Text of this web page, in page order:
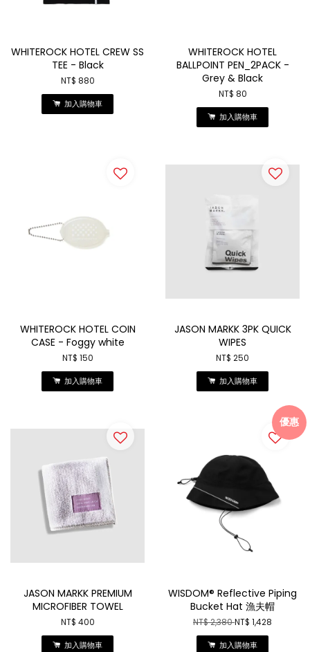
WHITEROCK HOTEL CREW SS
TEE - Black
NT$ 880
加入購物車
WHITEROCK HOTEL
BALLPOINT PEN_2PACK -
Grey & Black
NT$ 80
加入購物車
WHITEROCK HOTEL COIN
CASE - Foggy white
NT$ 150
加入購物車
JASON MARKK 3PK QUICK
WIPES
NT$ 250
加入購物車
JASON MARKK PREMIUM
MICROFIBER TOWEL
NT$ 400
加入購物車
優惠
WISDOM® Reflective Piping
Bucket Hat 漁夫帽
NT$ 2,380NT$ 1,428
加入購物車